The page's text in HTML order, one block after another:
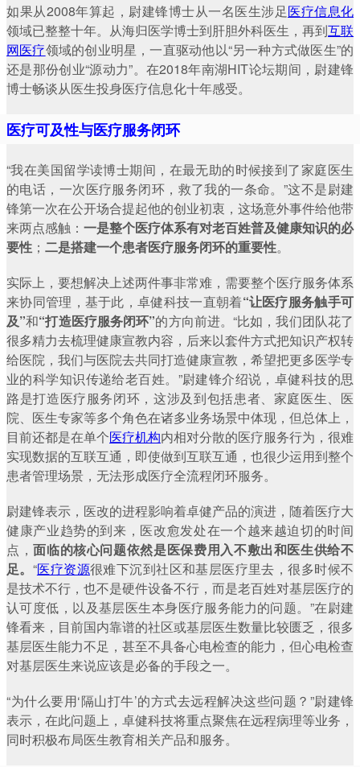
如果从2008年算起，尉建锋博士从一名医生涉足医疗信息化
领域已整整十年。从海归医学博士到肝胆外科医生，再到互联
网医疗领域的创业明星，一直驱动他以“另一种方式做医生”的
还是那份创业“源动力”。在2018年南湖HIT论坛期间，尉建锋
博士畅谈从医生投身医疗信息化十年感受。
医疗可及性与医疗服务闭环
“我在美国留学读博士期间，在最无助的时候接到了家庭医生
的电话，一次医疗服务闭环，救了我的一条命。”这不是尉建
锋第一次在公开场合提起他的创业初衷，这场意外事件给他带
来两点感触： 一是整个医疗体系有对老百姓普及健康知识的必
要性 ； 二是搭建一个患者医疗服务闭环的重要性。
实际上，要想解决上述两件事非常难，需要整个医疗服务体系
来协同管理，基于此，卓健科技一直朝着“让医疗服务触手可
及”和“打造医疗服务闭环”的方向前进。“比如，我们团队花了
很多精力去梳理健康宣教内容，后来以套件方式把知识产权转
给医院，我们与医院去共同打造健康宣教，希望把更多医学专
业的科学知识传递给老百姓。”尉建锋介绍说，卓健科技的思
路是打造医疗服务闭环，这涉及到包括患者、家庭医生、医
院、医生专家等多个角色在诸多业务场景中体现，但总体上，
目前还都是在单个医疗机构内相对分散的医疗服务行为，很难
实现数据的互联互通，即使做到互联互通，也很少运用到整个
患者管理场景，无法形成医疗全流程闭环服务。
尉建锋表示，医改的进程影响着卓健产品的演进，随着医疗大
健康产业趋势的到来，医改愈发处在一个越来越迫切的时间
点，面临的核心问题依然是医保费用入不敷出和医生供给不
足。 “医疗资源很难下沉到社区和基层医疗里去，很多时候不
是技术不行，也不是硬件设备不行，而是老百姓对基层医疗的
认可度低，以及基层医生本身医疗服务能力的问题。”在尉建
锋看来，目前国内靠谱的社区或基层医生数量比较匮乏，很多
基层医生能力不足，甚至不具备心电检查的能力，但心电检查
对基层医生来说应该是必备的手段之一。
“为什么要用‘隔山打牛’的方式去远程解决这些问题？”尉建锋
表示，在此问题上，卓健科技将重点聚焦在远程病理等业务，
同时积极布局医生教育相关产品和服务。